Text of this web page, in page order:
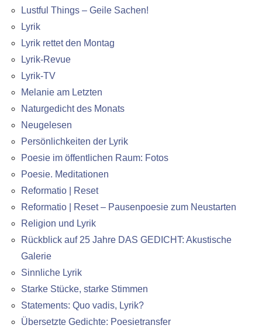
Lustful Things – Geile Sachen!
Lyrik
Lyrik rettet den Montag
Lyrik-Revue
Lyrik-TV
Melanie am Letzten
Naturgedicht des Monats
Neugelesen
Persönlichkeiten der Lyrik
Poesie im öffentlichen Raum: Fotos
Poesie. Meditationen
Reformatio | Reset
Reformatio | Reset – Pausenpoesie zum Neustarten
Religion und Lyrik
Rückblick auf 25 Jahre DAS GEDICHT: Akustische
Galerie
Sinnliche Lyrik
Starke Stücke, starke Stimmen
Statements: Quo vadis, Lyrik?
Übersetzte Gedichte: Poesietransfer